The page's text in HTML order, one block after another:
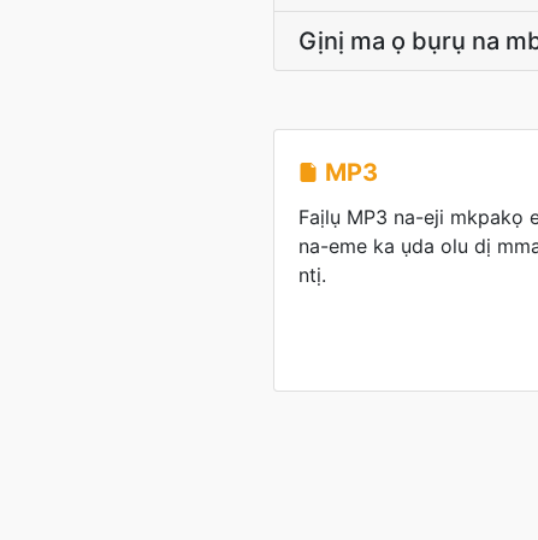
Gịnị ma ọ bụrụ na
MP3
Faịlụ MP3 na-eji mkpakọ
na-eme ka ụda olu dị
ntị.